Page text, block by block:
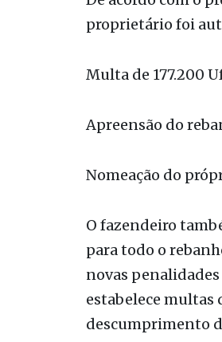
Multa de 177.200
Apreensão do
Nomeação do
O fazendeiro
novas penalidades
estabelece multas
descumprimento
Caso pode